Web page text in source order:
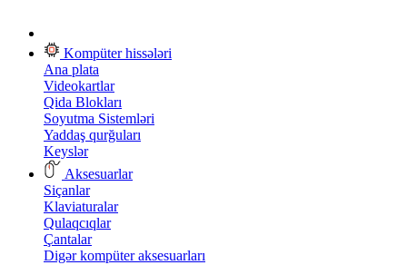
Kompüter hissələri
Ana plata
Videokartlar
Qida Blokları
Soyutma Sistemləri
Yaddaş qurğuları
Keyslər
Aksesuarlar
Siçanlar
Klaviaturalar
Qulaqcıqlar
Çantalar
Digər kompüter aksesuarları